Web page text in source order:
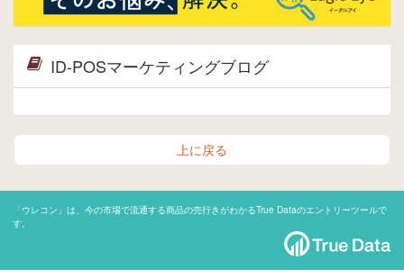
ID-POSマーケティングブログ
上に戻る
「ウレコン」は、今の市場で流通する商品の売行きがわかるTrue Dataのエントリーツールで
す。